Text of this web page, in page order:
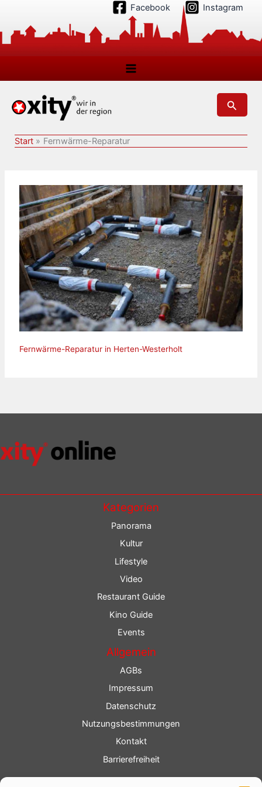
springen
Facebook Instagram
Suchen
Start Fernwärme-Reparatur
Fernwärme-Reparatur in Herten-Westerholt
Kategorien
Panorama
Kultur
Lifestyle
Video
Restaurant Guide
Kino Guide
Events
Allgemein
AGBs
Impressum
Datenschutz
Nutzungsbestimmungen
Kontakt
Barrierefreiheit